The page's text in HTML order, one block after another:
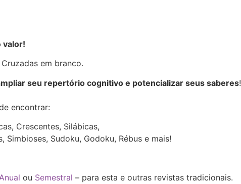
valor!
em branco.
seu repertório cognitivo e potencializar seus saberes!
encontrar:
Crescentes, Silábicas,
Simbioses, Sudoku, Godoku, Rébus e mais!
ou Semestral – para esta e outras revistas tradicionais.